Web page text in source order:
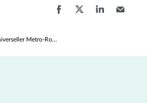
Universeller Metro-Router ACX4000